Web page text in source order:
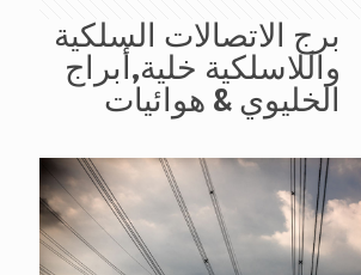
برج الاتصالات السلكية
واللاسلكية خلية,أبراج
الخليوي & هوائيات